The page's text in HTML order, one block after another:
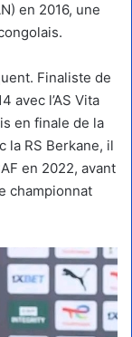
en 2016, une
Finaliste de
avec l’AS Vita
en finale de la
la RS Berkane, il
en 2022, avant
championnat